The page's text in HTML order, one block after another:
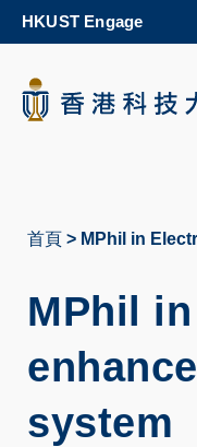
content
HKUST Engage
航
結
首頁 MPhil in
MPhil
system